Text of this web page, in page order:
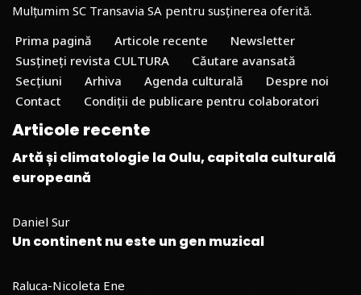
Mulțumim SC Transavia SA pentru susținerea oferită.
Prima pagină
Articole recente
Newsletter
Susțineți revista CULTURA
Căutare avansată
Secțiuni
Arhiva Agenda culturală
Despre noi
Contact
Condiții de publicare pentru colaboratori
Articole recente
Artă și climatologie la Oulu, capitala culturală
europeană
Daniel Sur
Un continent nu este un gen muzical
Raluca-Nicoleta Ene